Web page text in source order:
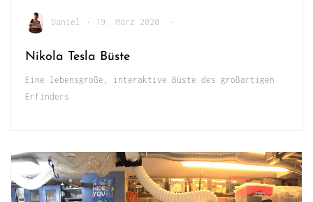
Daniel • 19. März 2020 •
Nikola Tesla Büste
Eine lebensgroße, interaktive Büste des großartigen
Erfinders